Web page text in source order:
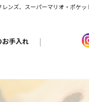
レンズ、スーパーマリオ・ポケ
手入れ |